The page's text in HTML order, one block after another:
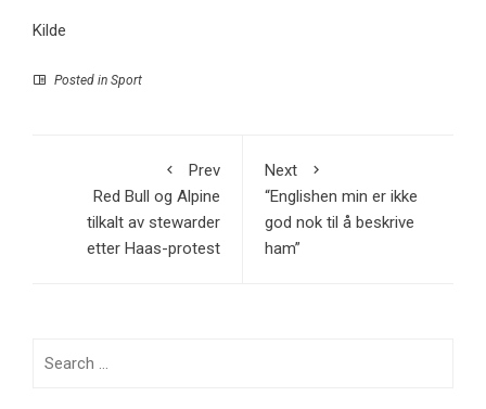
Kilde
Posted in Sport
Prev
Red Bull og Alpine
tilkalt av stewarder
etter Haas-protest
Next
“Englishen min er ikke
god nok til å beskrive
ham”